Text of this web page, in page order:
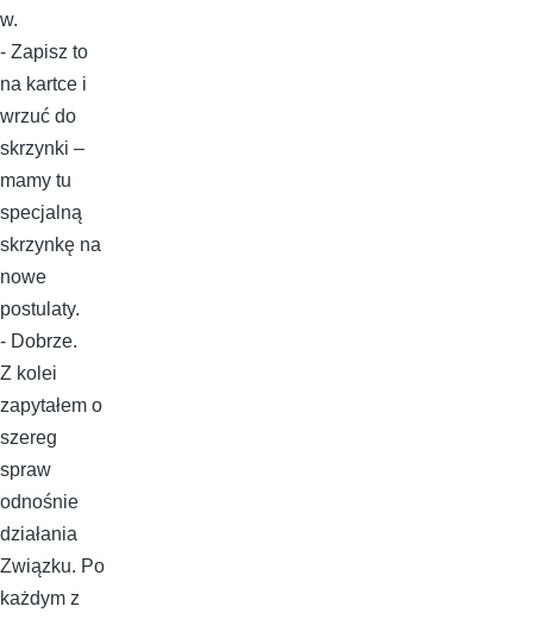
w.
- Zapisz to
na kartce i
wrzuć do
skrzynki –
mamy tu
specjalną
skrzynkę na
nowe
postulaty.
- Dobrze.
Z kolei
zapytałem o
szereg
spraw
odnośnie
działania
Związku. Po
każdym z